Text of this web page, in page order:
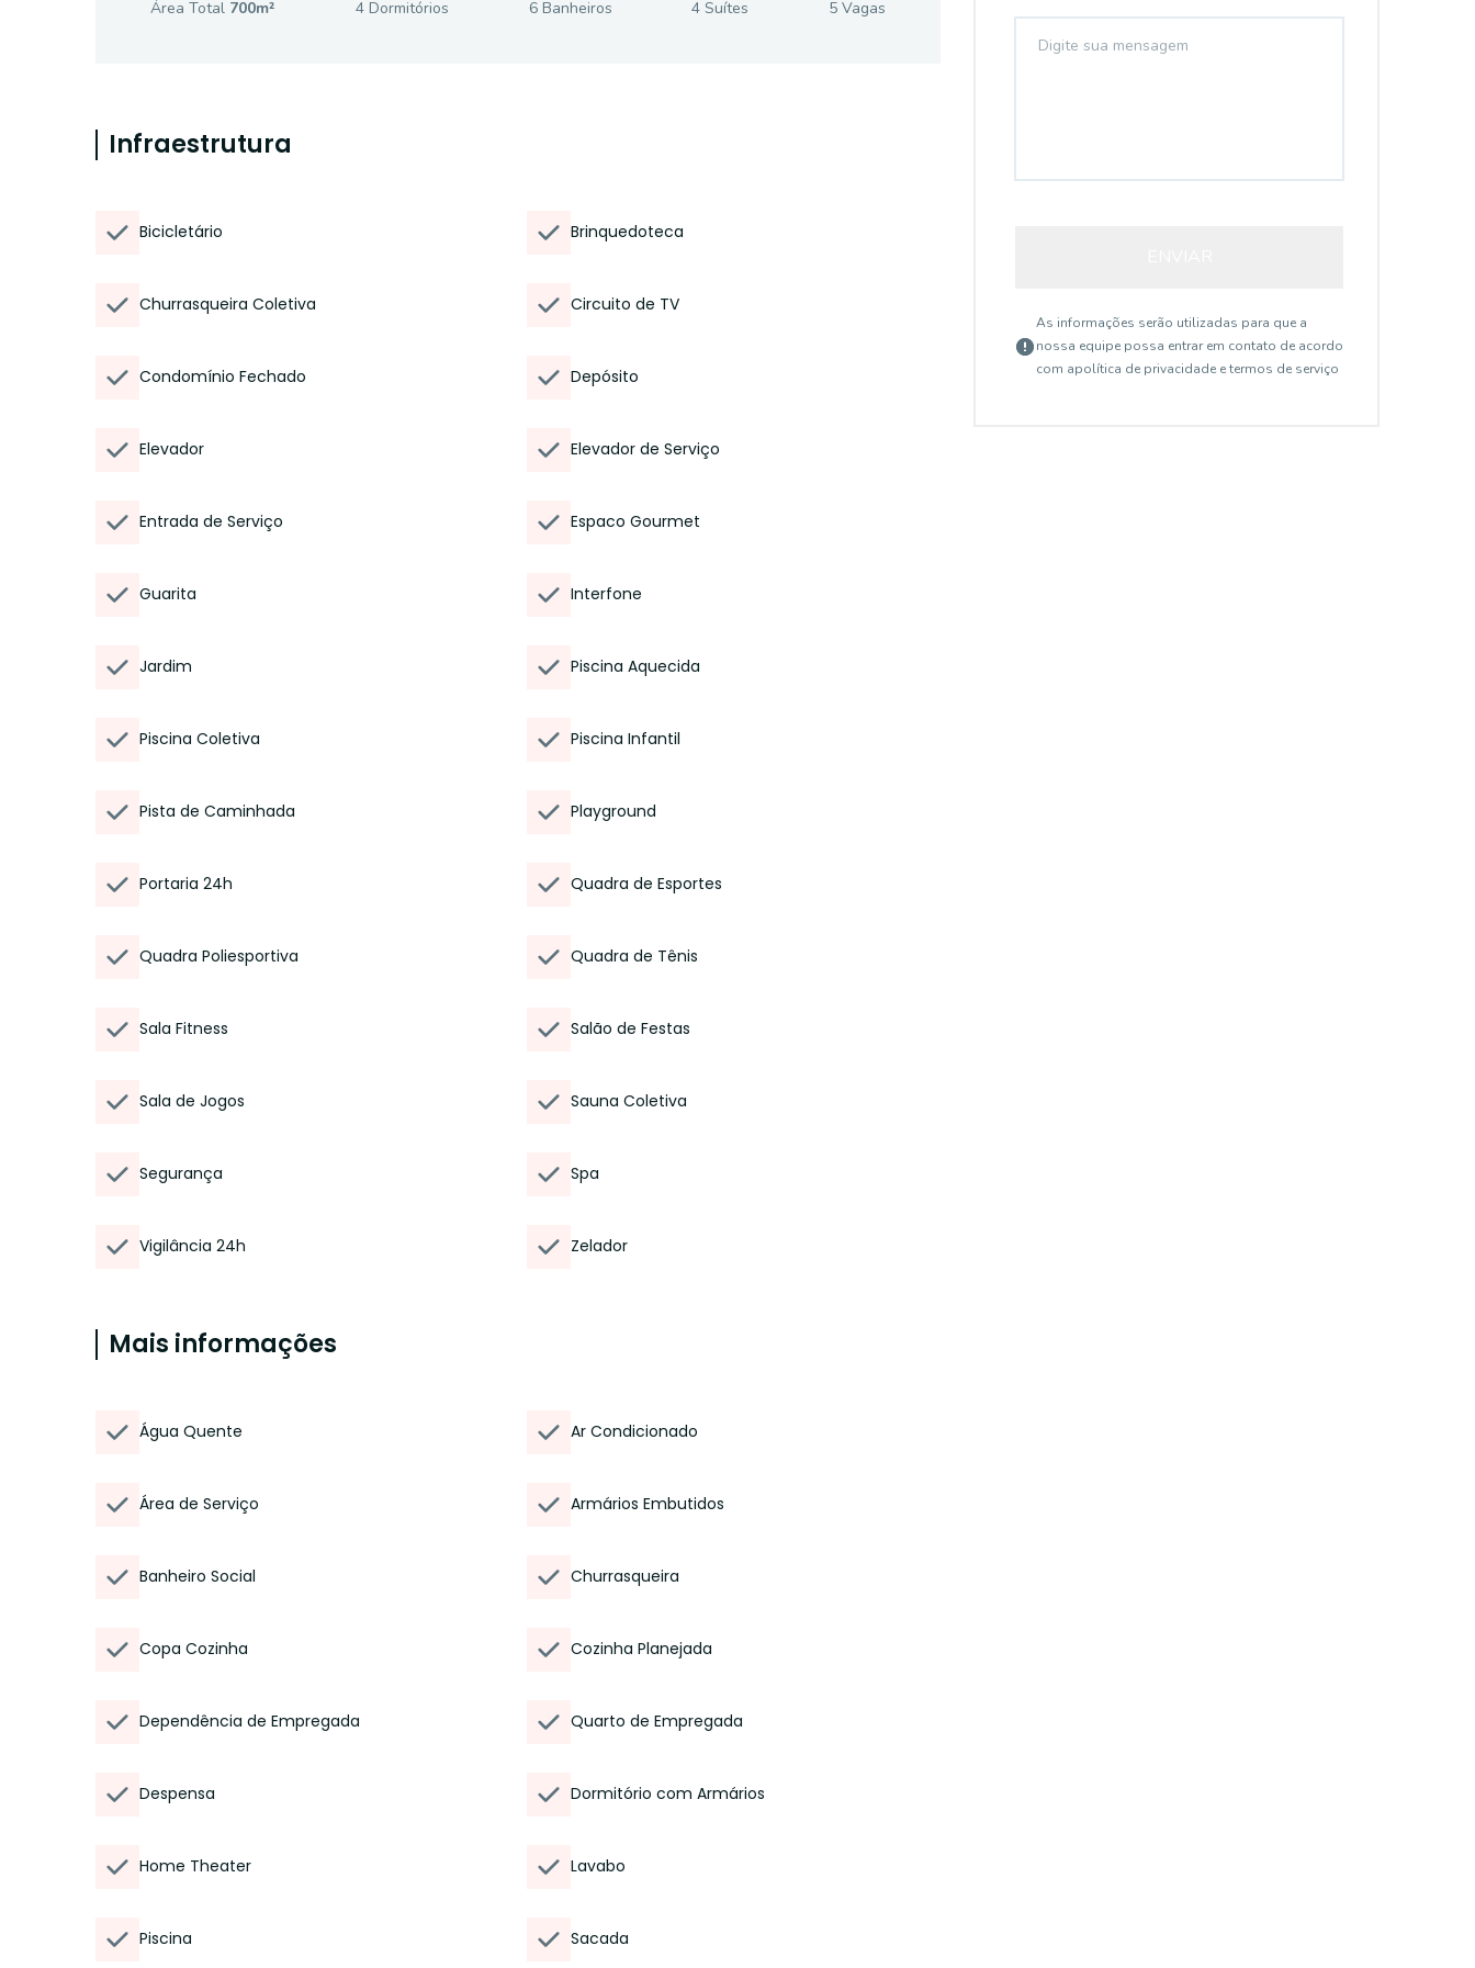
Área Total 700m² 4Dormitórios 6Banheiros 4 Suítes 5 Vagas
Infraestrutura
Bicicletário Brinquedoteca
Churrasqueira Coletiva Circuito de TV
Condomínio Fechado Depósito
Elevador Elevador de Serviço
Entrada de Serviço Espaco Gourmet
Guarita Interfone
Jardim Piscina Aquecida
Piscina Coletiva Piscina Infantil
Pista de Caminhada Playground
Portaria 24h Quadra de Esportes
Quadra Poliesportiva Quadra de Tênis
Sala Fitness Salão de Festas
Sala de Jogos Sauna Coletiva
Segurança Spa
Vigilância 24h Zelador
Mais informações
Água Quente Ar Condicionado
Área de Serviço Armários Embutidos
Banheiro Social Churrasqueira
Copa Cozinha Cozinha Planejada
Dependência de Empregada Quarto de Empregada
Despensa Dormitório com Armários
Home Theater Lavabo
Piscina Sacada
As informações serão utilizadas para que a
nossa equipe possa entrar em contato de acordo
com apolítica de privacidade e termos de serviço